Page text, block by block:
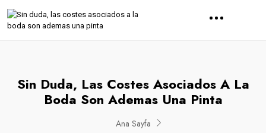
Sin Duda, Las Costes Asociados A La
Boda Son Ademas Una Pinta
Ana Sayfa